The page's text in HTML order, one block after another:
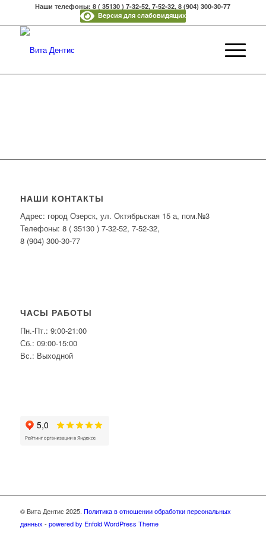
Наши телефоны: 8 ( 35130 ) 7-32-52, 7-52-32, 8 (904) 300-30-77
Версия для слабовидящих
НАШИ КОНТАКТЫ
Адрес: город Озерск, ул. Октябрьская 15 а, пом.№3
Телефоны: 8 ( 35130 ) 7-32-52, 7-52-32,
8 (904) 300-30-77
ЧАСЫ РАБОТЫ
Пн.-Пт.: 9:00-21:00
Сб.: 09:00-15:00
Вс.: Выходной
© Вита Дентис 2025. Политика в отношении обработки персональных
данных - powered by Enfold WordPress Theme